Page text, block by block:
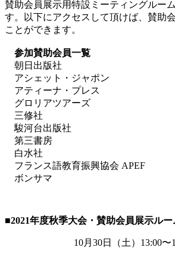
賛助会員展示用特設ミーティングルー
す。以下にアクセスして頂けば、賛助
ことができます。
参加賛助会員一覧
朝日出版社
アシェット・ジャポン
アティーナ・プレス
グロリアツアーズ
三修社
駿河台出版社
第三書房
白水社
フランス語教育振興協会 APEF
ボンサマ
■2021年度秋季大会・賛助会員展示ルー
10月 30日（土） 13:00〜